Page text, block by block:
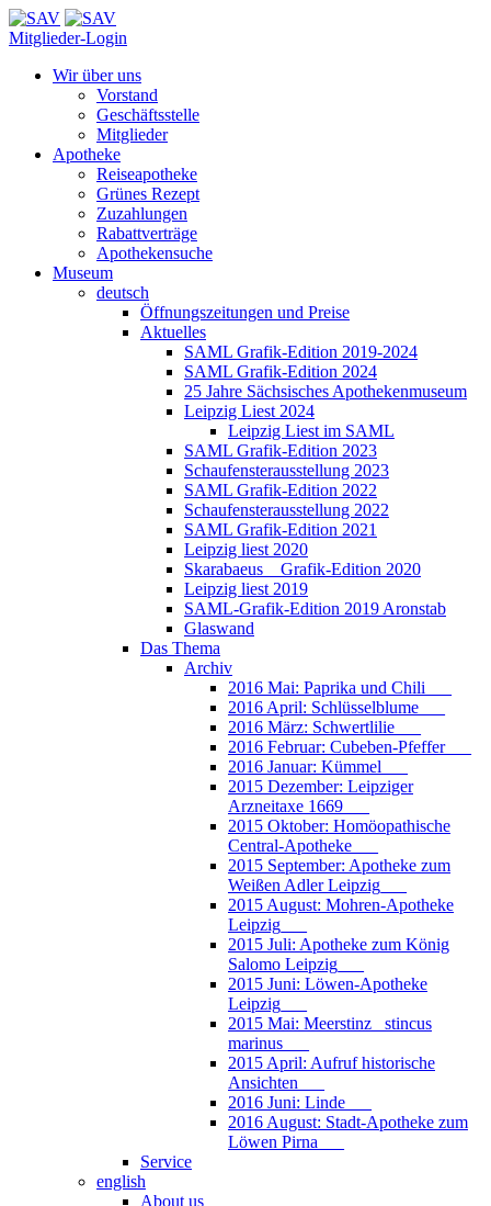
Mitglieder-Login
Wir über uns
Vorstand
Geschäftsstelle
Mitglieder
Apotheke
Reiseapotheke
Grünes Rezept
Zuzahlungen
Rabattverträge
Apothekensuche
Museum
deutsch
Öffnungszeitungen und Preise
Aktuelles
SAML Grafik-Edition 2019-2024
SAML Grafik-Edition 2024
25 Jahre Sächsisches Apothekenmuseum
Leipzig Liest 2024
Leipzig Liest im SAML
SAML Grafik-Edition 2023
Schaufensterausstellung 2023
SAML Grafik-Edition 2022
Schaufensterausstellung 2022
SAML Grafik-Edition 2021
Leipzig liest 2020
Skarabaeus _ Grafik-Edition 2020
Leipzig liest 2019
SAML-Grafik-Edition 2019 Aronstab
Glaswand
Das Thema
Archiv
2016 Mai: Paprika und Chili___
2016 April: Schlüsselblume___
2016 März: Schwertlilie___
2016 Februar: Cubeben-Pfeffer___
2016 Januar: Kümmel___
2015 Dezember: Leipziger
Arzneitaxe 1669___
2015 Oktober: Homöopathische
Central-Apotheke___
2015 September: Apotheke zum
Weißen Adler Leipzig___
2015 August: Mohren-Apotheke
Leipzig___
2015 Juli: Apotheke zum König
Salomo Leipzig___
2015 Juni: Löwen-Apotheke
Leipzig___
2015 Mai: Meerstinz_ stincus
marinus___
2015 April: Aufruf historische
Ansichten___
2016 Juni: Linde___
2016 August: Stadt-Apotheke zum
Löwen Pirna___
Service
english
About us